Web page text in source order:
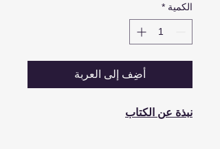
الكمية *
أضِف إلى العربة
نبذة عن الكتاب